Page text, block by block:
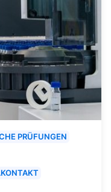
PRÜFUNGEN